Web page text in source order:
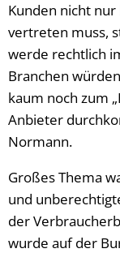
Kunden nicht
vertreten muss,
werde rechtlich
Branchen
kaum noch zum
Anbieter
Normann.
Großes Thema
und
der
wurde auf der